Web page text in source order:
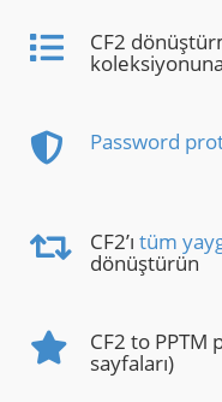
CF2
Password
CF2’ı tüm
dönüştürün
CF2 to PPTM
sayfaları)